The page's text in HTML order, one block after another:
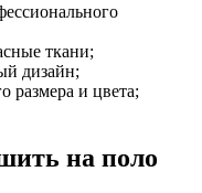
ткани;
дизайн;
размера и цвета;
на поло